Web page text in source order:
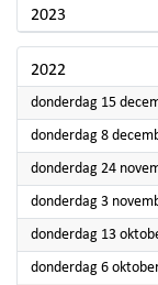
2023
2022
donderdag 15
donderdag 8
donderdag 24
donderdag 3
donderdag 13
donderdag 6